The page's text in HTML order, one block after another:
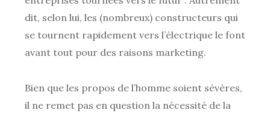
dit, selon lui, les (nombreux) constructeurs qui
se tournent rapidement vers l’électrique le font
avant tout pour des raisons marketing.
Bien que les propos de l’homme soient sévères,
il ne remet pas en question la nécessité de la